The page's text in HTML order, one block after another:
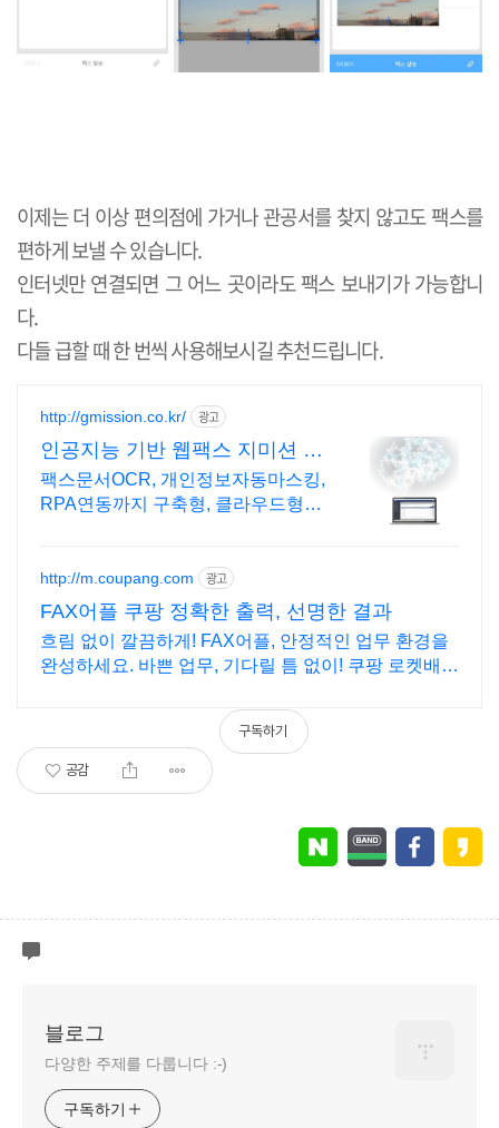
이제는 더 이상 편의점에 가거나 관공서를 찾지 않고도 팩스를
편하게 보낼 수 있습니다.
인터넷만 연결되면 그 어느 곳이라도 팩스 보내기가 가능합니
다.
다들 급할 때 한 번씩 사용해보시길 추천드립니다.
http://gmission.co.kr/ 광고
인공지능 기반 웹팩스 지미션 대
기업/은행/공공기관 구축
팩스문서OCR, 개인정보자동마스킹,
RPA연동까지 구축형, 클라우드형
선하세요!
http://m.coupang.com 광고
FAX어플 쿠팡 정확한 출력, 선명한 결과
흐림 없이 깔끔하게! FAX어플, 안정적인 업무 환경을
완성하세요. 바쁜 업무, 기다릴 틈 없이! 쿠팡 로켓배송
공감
구독하기
블로그
다양한 주제를 다룹니다 :-)
구독하기